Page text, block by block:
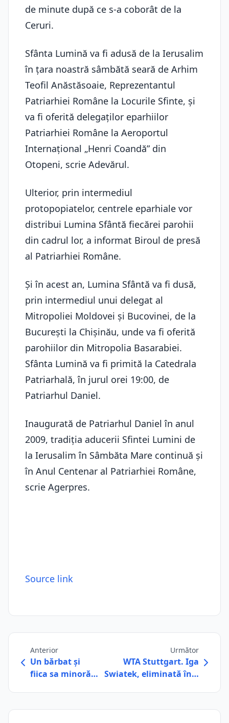
de minute după ce s-a coborât de la
Ceruri.
Sfânta Lumină va fi adusă de la Ierusalim
în țara noastră sâmbătă seară de Arhim
Teofil Anăstăsoaie, Reprezentantul
Patriarhiei Române la Locurile Sfinte, și
va fi oferită delegaților eparhiilor
Patriarhiei Române la Aeroportul
Internaţional „Henri Coandă” din
Otopeni, scrie Adevărul.
Ulterior, prin intermediul
protopopiatelor, centrele eparhiale vor
distribui Lumina Sfântă fiecărei parohii
din cadrul lor, a informat Biroul de presă
al Patriarhiei Române.
Şi în acest an, Lumina Sfântă va fi dusă,
prin intermediul unui delegat al
Mitropoliei Moldovei şi Bucovinei, de la
Bucureşti la Chişinău, unde va fi oferită
parohiilor din Mitropolia Basarabiei.
Sfânta Lumină va fi primită la Catedrala
Patriarhală, în jurul orei 19:00, de
Patriarhul Daniel.
Inaugurată de Patriarhul Daniel în anul
2009, tradiţia aducerii Sfintei Lumini de
la Ierusalim în Sâmbăta Mare continuă şi
în Anul Centenar al Patriarhiei Române,
scrie Agerpres.
Source link
Anterior
Un bărbat și
fiica sa minoră…
Următor
WTA Stuttgart. Iga
Swiatek, eliminată în…